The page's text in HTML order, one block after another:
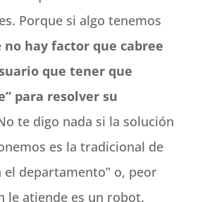
Porque si algo tenemos
no hay factor que cabree
que tener que
para resolver su
te digo nada si la solución
es la tradicional de
el departamento” o, peor
le atiende es un robot.